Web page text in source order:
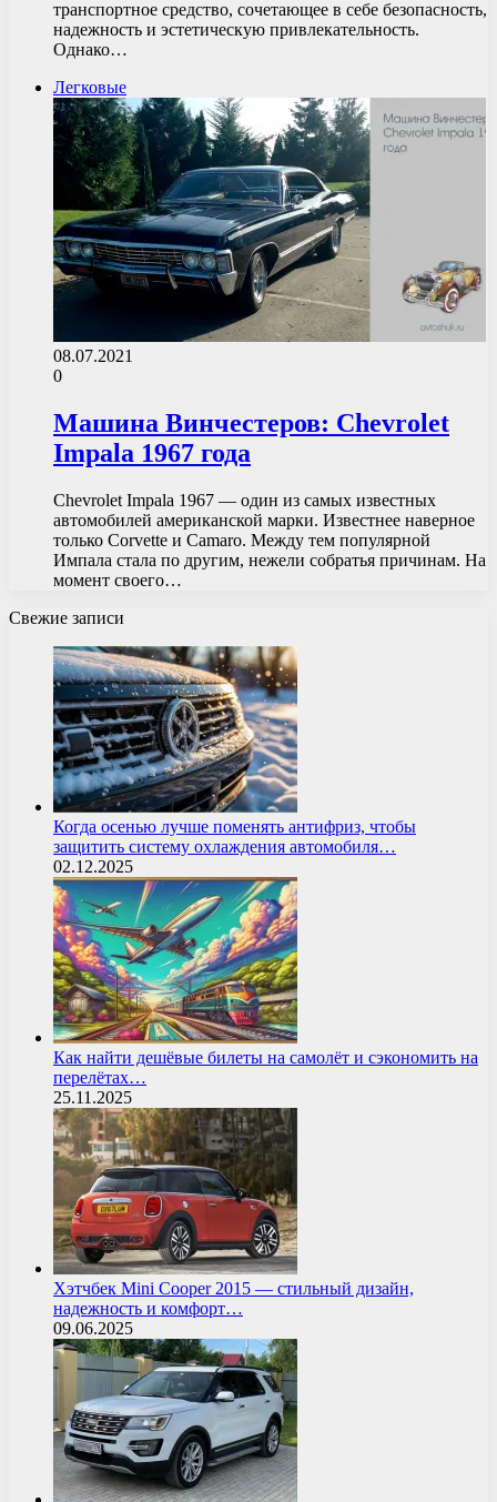
транспортное средство, сочетающее в себе безопасность,
надежность и эстетическую привлекательность.
Однако…
Легковые
08.07.2021
0
Машина Винчестеров: Chevrolet
Impala 1967 года
Chevrolet Impala 1967 — один из самых известных
автомобилей американской марки. Известнее наверное
только Corvette и Camaro. Между тем популярной
Импала стала по другим, нежели собратья причинам. На
момент своего…
Свежие записи
Когда осенью лучше поменять антифриз, чтобы
защитить систему охлаждения автомобиля…
02.12.2025
Как найти дешёвые билеты на самолёт и сэкономить на
перелётах…
25.11.2025
Хэтчбек Mini Cooper 2015 — стильный дизайн,
надежность и комфорт…
09.06.2025